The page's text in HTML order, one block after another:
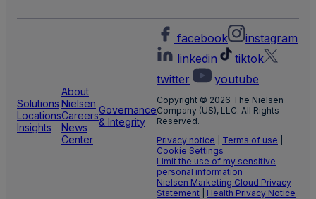
Solutions
Locations
Insights
About
Nielsen
Careers
News
Center
Governance
& Integrity
facebook
instagram
linkedin
tiktok
twitter
youtube
Copyright © 2026 The Nielsen
Company (US), LLC. All Rights
Reserved.
Privacy notice
Terms of use
Cookie Settings
Limit the use of my sensitive
personal information
Nielsen Marketing Cloud Privacy
Statement
Health Privacy Notice